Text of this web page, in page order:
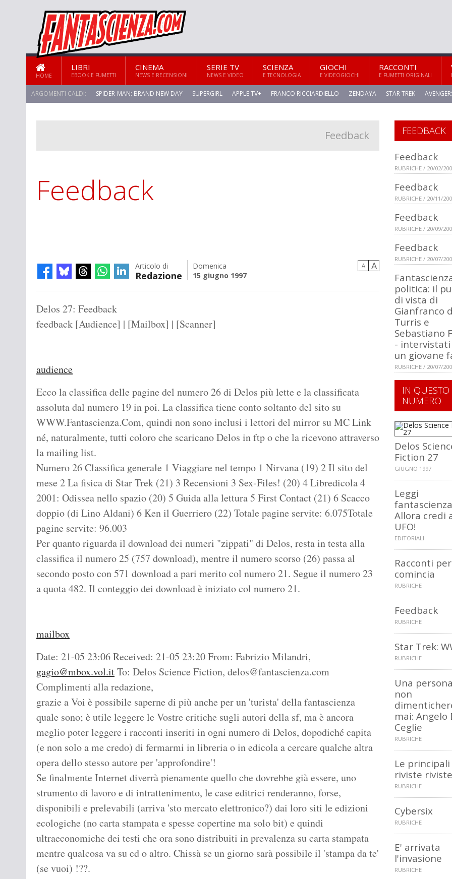
HOME
LIBRI
EBOOK E FUMETTI
CINEMA
NEWS E RECENSIONI
SERIE TV
NEWS E VIDEO
SCIENZA
E TECNOLOGIA
GIOCHI
E VIDEOGIOCHI
RACCONTI
E FUMETTI ORIGINALI
ARGOMENTI CALDI: SPIDER-MAN: BRAND NEW DAY SUPERGIRL APPLE TV+ FRANCO RICCIARDIELLO ZENDAYA STAR TREK
Feedback
Feedback
Articolo di
Redazione
Domenica
15 giugno 1997
A A
Delos 27: Feedback
feedback [Audience] | [Mailbox] | [Scanner]
audience
Ecco la classifica delle pagine del numero 26 di Delos più lette e la classificata
assoluta dal numero 19 in poi. La classifica tiene conto soltanto del sito su
WWW.Fantascienza.Com, quindi non sono inclusi i lettori del mirror su MC Link
né, naturalmente, tutti coloro che scaricano Delos in ftp o che la ricevono attraverso
la mailing list.
Numero 26 Classifica generale 1 Viaggiare nel tempo 1 Nirvana (19) 2 Il sito del
mese 2 La fisica di Star Trek (21) 3 Recensioni 3 Sex-Files! (20) 4 Libredicola 4
2001: Odissea nello spazio (20) 5 Guida alla lettura 5 First Contact (21) 6 Scacco
doppio (di Lino Aldani) 6 Ken il Guerriero (22) Totale pagine servite: 6.075Totale
pagine servite: 96.003
Per quanto riguarda il download dei numeri "zippati" di Delos, resta in testa alla
classifica il numero 25 (757 download), mentre il numero scorso (26) passa al
secondo posto con 571 download a pari merito col numero 21. Segue il numero 23
a quota 482. Il conteggio dei download è iniziato col numero 21.
mailbox
Date: 21-05 23:06 Received: 21-05 23:20 From: Fabrizio Milandri,
gagio@mbox.vol.itTo: Delos Science Fiction, delos@fantascienza.com
Complimenti alla redazione,
grazie a Voi è possibile saperne di più anche per un 'turista' della fantascienza
quale sono; è utile leggere le Vostre critiche sugli autori della sf, ma è ancora
meglio poter leggere i racconti inseriti in ogni numero di Delos, dopodiché capita
(e non solo a me credo) di fermarmi in libreria o in edicola a cercare qualche altra
opera dello stesso autore per 'approfondire'!
Se finalmente Internet diverrà pienamente quello che dovrebbe già essere, uno
strumento di lavoro e di intrattenimento, le case editrici renderanno, forse,
disponibili e prelevabili (arriva 'sto mercato elettronico?) dai loro siti le edizioni
ecologiche (no carta stampata e spesse copertine ma solo bit) e quindi
ultraeconomiche dei testi che ora sono distribuiti in prevalenza su carta stampata
mentre qualcosa va su cd o altro. Chissà se un giorno sarà possibile il 'stampa da te'
(se vuoi) !??.
FEEDBACK
Feedback
RUBRICHE / 20/02/
Feedback
RUBRICHE / 20/11/
Feedback
RUBRICHE / 20/09/
Feedback
RUBRICHE / 20/07/
politica: il
di vista di
Gianfranco
Turris e
Sebastiano
- intervistati
un giovane
RUBRICHE / 20/07/
IN QUESTO
NUMERO
Delos
Fiction 27
GIUGNO 1997
Leggi
Allora credi
UFO!
EDITORIALI
Racconti
comincia
RUBRICHE
Feedback
RUBRICHE
Star Trek:
RUBRICHE
Una
non
mai: Angelo
Ceglie
RUBRICHE
Le principali
riviste
RUBRICHE
Cybersix
RUBRICHE
E' arrivata
l'invasione
RUBRICHE